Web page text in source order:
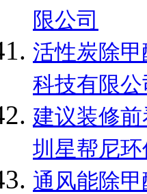
限公司
活性炭除
科技有限公
建议装修
圳星帮尼环
通风能除